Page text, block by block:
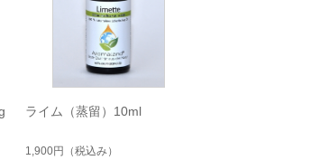
ライム（蒸留）10ml
1,900円 （税込み）